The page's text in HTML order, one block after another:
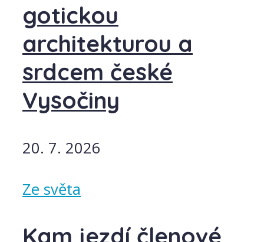
gotickou
architekturou a
srdcem české
Vysočiny
20. 7. 2026
Ze světa
Kam jezdí členové